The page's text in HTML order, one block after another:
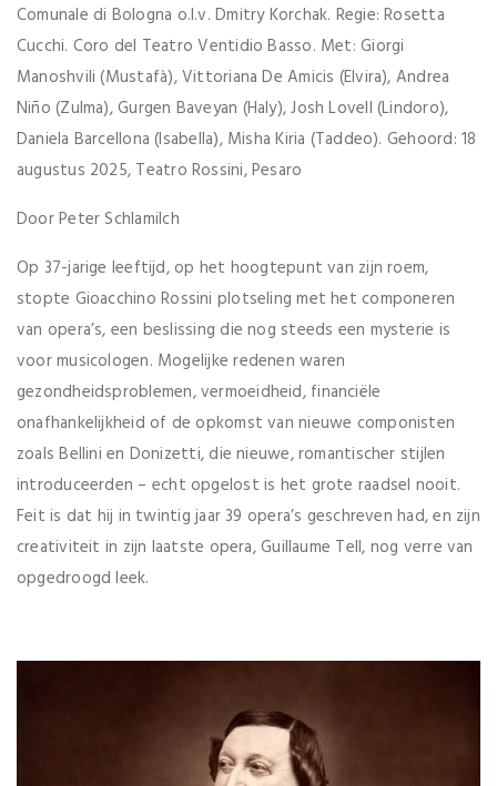
Comunale di Bologna o.l.v. Dmitry Korchak. Regie: Rosetta
Cucchi. Coro del Teatro Ventidio Basso. Met: Giorgi
Manoshvili (Mustafà), Vittoriana De Amicis (Elvira), Andrea
Niño (Zulma), Gurgen Baveyan (Haly), Josh Lovell (Lindoro),
Daniela Barcellona (Isabella), Misha Kiria (Taddeo). Gehoord: 18
augustus 2025, Teatro Rossini, Pesaro
Door Peter Schlamilch
Op 37-jarige leeftijd, op het hoogtepunt van zijn roem,
stopte Gioacchino Rossini plotseling met het componeren
van opera’s, een beslissing die nog steeds een mysterie is
voor musicologen. Mogelijke redenen waren
gezondheidsproblemen, vermoeidheid, financiële
onafhankelijkheid of de opkomst van nieuwe componisten
zoals Bellini en Donizetti, die nieuwe, romantischer stijlen
introduceerden – echt opgelost is het grote raadsel nooit.
Feit is dat hij in twintig jaar 39 opera’s geschreven had, en zijn
creativiteit in zijn laatste opera, Guillaume Tell, nog verre van
opgedroogd leek.